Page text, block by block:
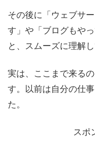
その後に「ウェブサ
す」や「ブログもや
と、スムーズに理解
実は、ここまで来る
す。以前は自分の仕
た。
スポ